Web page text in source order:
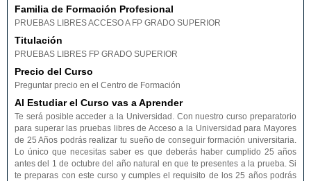
Familia de Formación Profesional
PRUEBAS LIBRES ACCESO A FP GRADO SUPERIOR
Titulación
PRUEBAS LIBRES FP GRADO SUPERIOR
Precio del Curso
Preguntar precio en el Centro de Formación
Al Estudiar el Curso vas a Aprender
Te será posible acceder a la Universidad. Con nuestro curso preparatorio
para superar las pruebas libres de Acceso a la Universidad para Mayores
de 25 Años podrás realizar tu sueño de conseguir formación universitaria.
Lo único que necesitas saber es que deberás haber cumplido 25 años
antes del 1 de octubre del año natural en que te presentes a la prueba. Si
te preparas con este curso y cumples el requisito de los 25 años podrás